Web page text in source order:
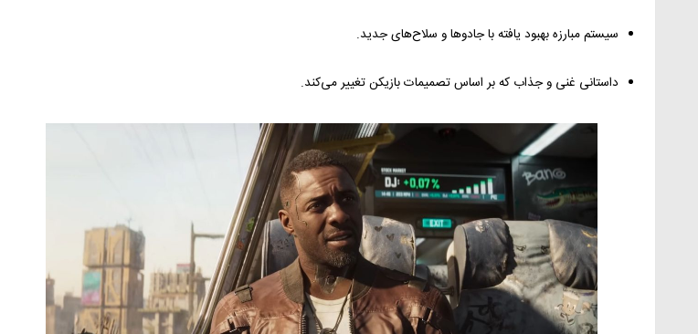
سیستم مبارزه بهبود یافته با جادوها و سلاح‌های جدید.
داستانی غنی و جذاب که بر اساس تصمیمات بازیکن تغییر می‌کند.